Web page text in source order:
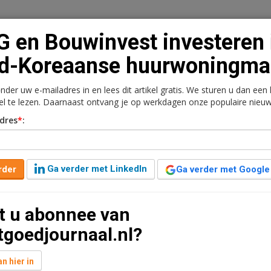
Vacaturebank Contact Abonnementen
in Zuid-
geleden aangepast 3 minuten leestijd
dollar, omgerekend circa 258 miljoen euro, in een
Living Venture (KLV) richt zich op huurwoningen
en Bouwinvest investeren
Koreaanse
uw e-mailadres in en lees dit artikel gratis. We sturen u dan een
te lezen. Daarnaast ontvang je op werkdagen onze populaire
*:
Ga verder met LinkedIn Ga verder met Google
u abonnee van
hier in